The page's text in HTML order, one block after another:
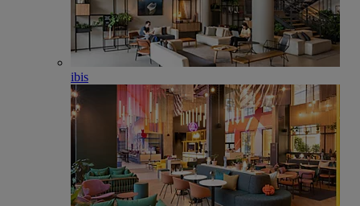
ibis